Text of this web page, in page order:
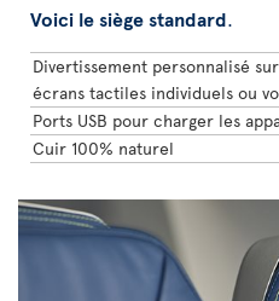
Voici le siège standard.
Divertissement personnalisé
écrans tactiles individuels ou
Ports USB pour charger les
Cuir 100% naturel